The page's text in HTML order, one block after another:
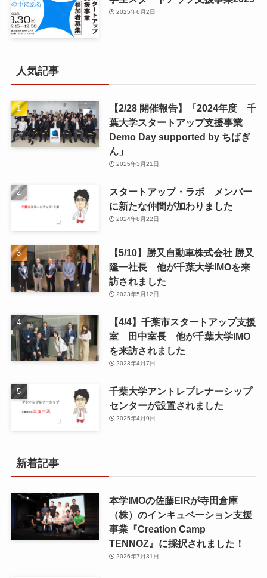
2025年6月2日
人気記事
【2/28 開催報告】「2024年度 千
葉大学スタートアップ支援事業
Demo Day supported by ちばぎ
ん」
2025年3月21日
スタートアップ・ラボ メンバー
に新たな仲間が加わりました
2024年8月22日
【5/10】勝又自動車株式会社 勝又
隆一社長 他が千葉大学IMOを来
訪されました
2023年5月12日
【4/4】千葉市スタートアップ支援
室 田中室長 他が千葉大学IMO
を来訪されました
2023年4月7日
千葉大学アントレプレナーシップ
センターが設置されました
2025年4月9日
新着記事
本学IMOの佐藤EIRが寺田倉庫
（株）のインキュベーション支援
事業『Creation Camp
TENNOZ』に採択されました！
2026年7月31日